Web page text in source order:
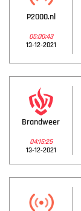
P2000.nl
05:00:43
13-12-2021
Brandweer
04:15:25
13-12-2021